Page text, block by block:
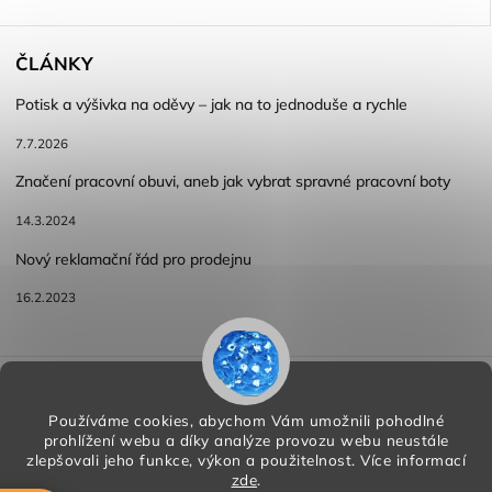
Používáme cookies, abychom Vám umožnili pohodlné
prohlížení webu a díky analýze provozu webu neustále
zlepšovali jeho funkce, výkon a použitelnost. Více informací
zde.
ČLÁNKY
Potisk a výšivka na oděvy – jak na to jednoduše a rychle
7.7.2026
Značení pracovní obuvi, aneb jak vybrat spravné pracovní boty
14.3.2024
Nový reklamační řád pro prodejnu
16.2.2023
Reklamace a vracení zboží
Podmínky ochrany osobních údajů
Copyright 2026 HORA PP s.r.o.